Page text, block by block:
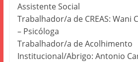
Assistente Social
Trabalhador/a de CREAS: Wani
– Psicóloga
Trabalhador/a de Acolhimento
Institucional/Abrigo: Antonio